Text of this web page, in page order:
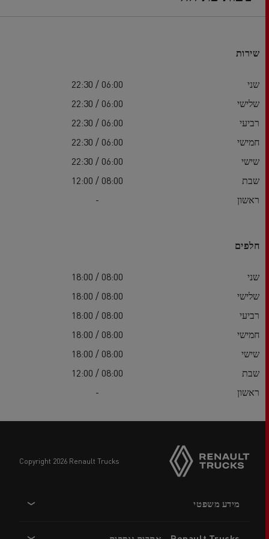
שירות
שני
06:00 / 22:30
שלישי
06:00 / 22:30
רביעי
06:00 / 22:30
חמישי
06:00 / 22:30
שישי
06:00 / 22:30
שבת
08:00 / 12:00
ראשון
-
חלפים
שני
08:00 / 18:00
שלישי
08:00 / 18:00
רביעי
08:00 / 18:00
חמישי
08:00 / 18:00
שישי
08:00 / 18:00
שבת
08:00 / 12:00
ראשון
-
copyright 2026 Renault Trucks
menu
מידע משפטי